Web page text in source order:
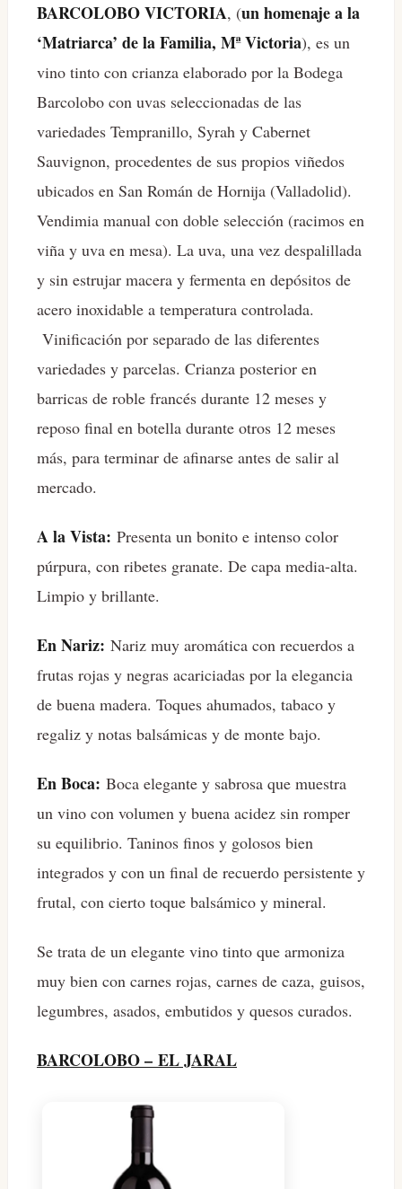
BARCOLOBO VICTORIA, (un homenaje a la
‘Matriarca’ de la Familia, Mª Victoria), es un
vino tinto con crianza elaborado por la Bodega
Barcolobo con uvas seleccionadas de las
variedades Tempranillo, Syrah y Cabernet
Sauvignon, procedentes de sus propios viñedos
ubicados en San Román de Hornija (Valladolid).
Vendimia manual con doble selección (racimos en
viña y uva en mesa). La uva, una vez despalillada
y sin estrujar macera y fermenta en depósitos de
acero inoxidable a temperatura controlada.
Vinificación por separado de las diferentes
variedades y parcelas. Crianza posterior en
barricas de roble francés durante 12 meses y
reposo final en botella durante otros 12 meses
más, para terminar de afinarse antes de salir al
mercado.
A la Vista: Presenta un bonito e intenso color
púrpura, con ribetes granate. De capa media-alta.
Limpio y brillante.
En Nariz: Nariz muy aromática con recuerdos a
frutas rojas y negras acariciadas por la elegancia
de buena madera. Toques ahumados, tabaco y
regaliz y notas balsámicas y de monte bajo.
En Boca: Boca elegante y sabrosa que muestra
un vino con volumen y buena acidez sin romper
su equilibrio. Taninos finos y golosos bien
integrados y con un final de recuerdo persistente y
frutal, con cierto toque balsámico y mineral.
Se trata de un elegante vino tinto que armoniza
muy bien con carnes rojas, carnes de caza, guisos,
legumbres, asados, embutidos y quesos curados.
BARCOLOBO – EL JARAL